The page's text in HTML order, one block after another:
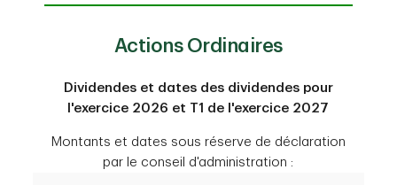
Actions Ordinaires
Dividendes et dates des dividendes pour
l'exercice 2026 et T1 de l'exercice 2027
Montants et dates sous réserve de déclaration
par le conseil d'administration :